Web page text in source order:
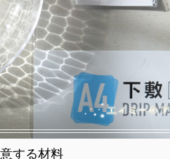
する材料